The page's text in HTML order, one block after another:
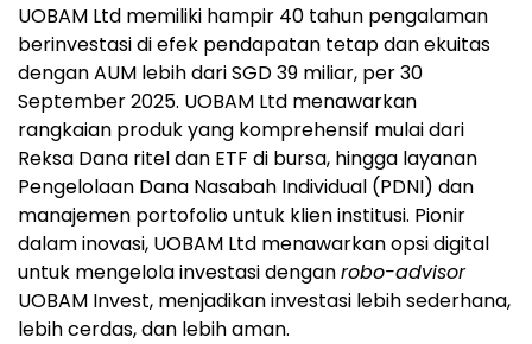
UOBAM Ltd memiliki hampir 40 tahun pengalaman
berinvestasi di efek pendapatan tetap dan ekuitas
dengan AUM lebih dariSGD 39 miliar, per30
September 2025. UOBAM Ltd menawarkan
rangkaian produk yang komprehensif mulai dari
Reksa Dana ritel dan ETF di bursa, hingga layanan
Pengelolaan Dana Nasabah Individual (PDNI) dan
manajemen portofolio untuk klien institusi. Pionir
dalam inovasi, UOBAM Ltd menawarkan opsi digital
untuk mengelola investasi denganrobo-advisor
UOBAM Invest, menjadikan investasi lebih sederhana,
lebih cerdas, dan lebih aman.